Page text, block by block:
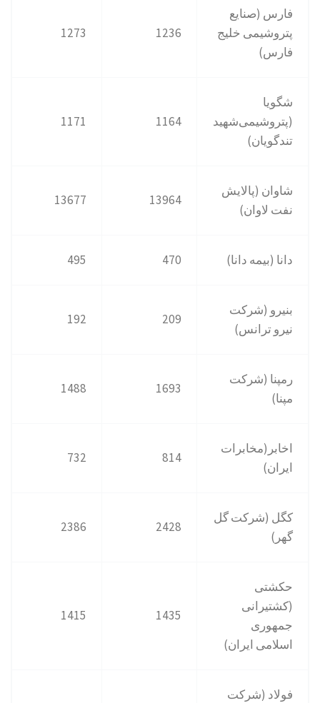
فارس (صنایع‌
پتروشیمی خلیج
فارس)
1236
1273
شگویا
(پتروشیمی‌شهید
تندگویان)
1164
1171
شاوان (پالایش
نفت لاوان)
13964
13677
دانا (بیمه دانا) 470
495
بنیرو (شرکت
نیرو ترانس)
209
192
رمپنا (شرکت
مپنا)
1693
1488
اخابر(مخابرات
ایران)
814
732
کگل (شرکت گل
گهر)
2428
2386
حکشتی‌
(کشتیرانی
جمهوری
اسلامی ایران)
1435
1415
فولاد (شرکت